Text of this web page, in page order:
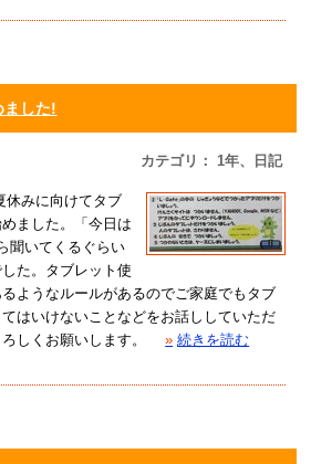
ました!
カテゴリ： 1年、日記
休みに向けてタブ
ました。「今日は
聞いてくるぐらい
た。タブレット使
ようなルールがあるのでご家庭でもタブ
はいけないことなどをお話ししていただ
しくお願いします。
» 続きを読む